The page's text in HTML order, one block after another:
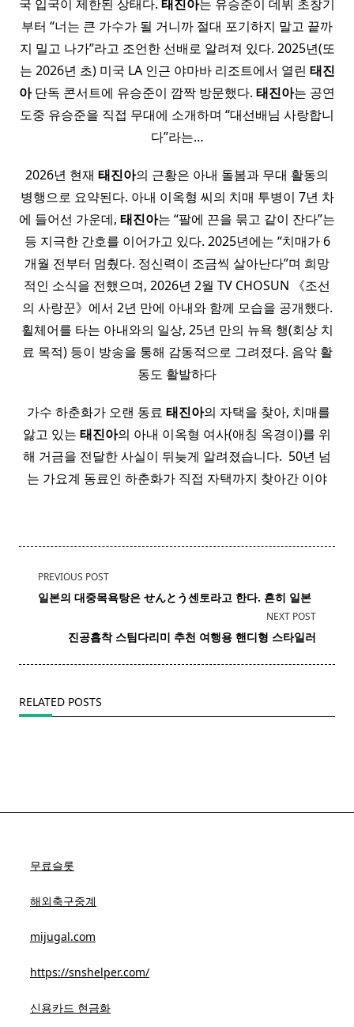
국 입국이 제한된 상태다. 태진아는 유승준이 데뷔 초창기
부터 “너는 큰 가수가 될 거니까 절대 포기하지 말고 끝까
지 밀고 나가”라고 조언한 선배로 알려져 있다. 2025년(또
는 2026년 초) 미국 LA 인근 야마바 리조트에서 열린 태진
아단독 콘서트에 유승준이 깜짝 방문했다. 태진아는 공연
도중 유승준을 직접 무대에 소개하며 “대선배님 사랑합니
다”라는…
2026년 현재 태진아의 근황은 아내 돌봄과 무대 활동의
병행으로 요약된다. 아내 이옥형 씨의 치매 투병이 7년 차
에 들어선 가운데, 태진아는 “팔에 끈을 묶고 같이 잔다”는
등 지극한 간호를 이어가고 있다. 2025년에는 “치매가 6
개월 전부터 멈췄다. 정신력이 조금씩 살아난다”며 희망
적인 소식을 전했으며, 2026년 2월 TV CHOSUN 《조선
의 사랑꾼》에서 2년 만에 아내와 함께 모습을 공개했다.
휠체어를 타는 아내와의 일상, 25년 만의 뉴욕 행(회상 치
료 목적) 등이 방송을 통해 감동적으로 그려졌다. 음악 활
동도 활발하다
​ 가수 하춘화가 오랜 동료 태진아의 자택을 찾아, 치매를
앓고 있는 태진아의 아내 이옥형 여사(애칭 옥경이)를 위
해 거금을 전달한 사실이 뒤늦게 알려졌습니다. ​ 50년 넘
는 가요계 동료인 하춘화가 직접 자택까지 찾아간 이야
<span
class="nav-
text">Page</span>
PREVIOUS POST
일본의 대중목욕탕은 せんとう센토라고 한다. 흔히 일본
NEXT POST
진공흡착 스팀다리미 추천 여행용 핸디형 스타일러
RELATED POSTS
무료슬롯
해외축구중계
mijugal.com
https://snshelper.com/
신용카드 현금화